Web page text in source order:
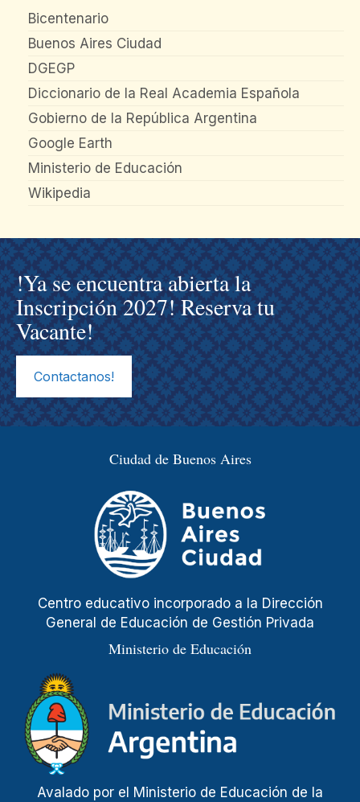
Bicentenario
Buenos Aires Ciudad
DGEGP
Diccionario de la Real Academia Española
Gobierno de la República Argentina
Google Earth
Ministerio de Educación
Wikipedia
!Ya se encuentra abierta la
Inscripción 2027! Reserva tu
Vacante!
Contactanos!
Ciudad de Buenos Aires
Centro educativo incorporado a la Dirección
General de Educación de Gestión Privada
Ministerio de Educación
Avalado por el Ministerio de Educación de la